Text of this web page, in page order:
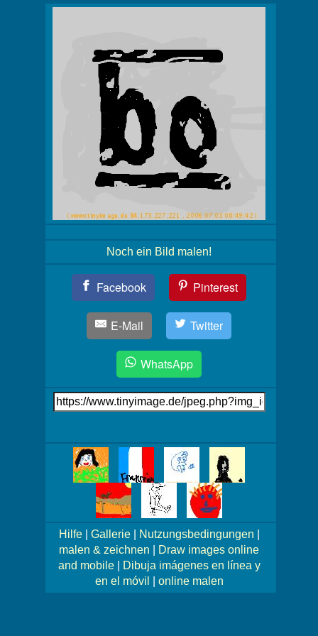
Noch ein Bild malen!
Facebook Pinterest
E-Mail Twitter
WhatsApp
Link
auf's
Mehr
Bilder!
Hilfe| Gallerie| Nutzungsbedingungen
malen & zeichnen
Draw images online
and mobile|
Dibuja imágenes en línea y
en el móvil
online malen